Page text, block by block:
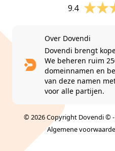
9.4
Over Dovendi
Dovendi brengt
We beheren ruim
domeinnamen en
van deze namen
voor alle partijen.
© 2026 Copyright Dovendi ©
Algemene